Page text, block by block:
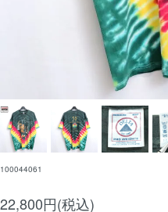
100044061
22,800円(税込)